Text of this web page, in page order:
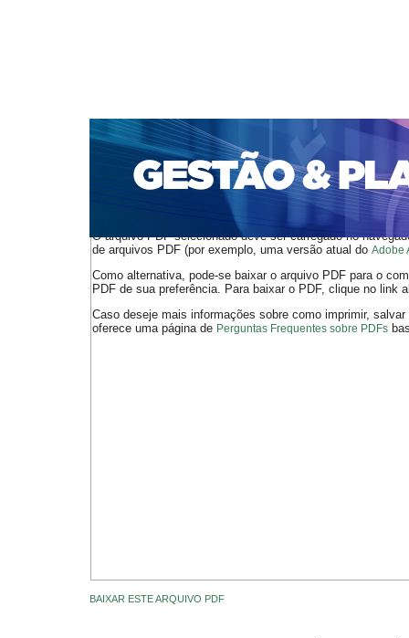
CAPA SOBRE ACESSO CADASTRO
PORTAL DE REVISTAS DA UNIFACS
SUBMISSÕES
PARA SUBMISSÃO DE ARTIGOS
TUTORIAL PARA
Capa Bispo
O arquivo PDF selecionado deve ser carregado no
de arquivos PDF (por exemplo, uma versão atual do Adobe
Como alternativa, pode-se baixar o arquivo PDF para o
PDF de sua preferência. Para baixar o PDF, clique no link
Caso deseje mais informações sobre como imprimir,
oferece uma página de Perguntas Frequentes sobre PDFs
BAIXAR ESTE ARQUIVO PDF